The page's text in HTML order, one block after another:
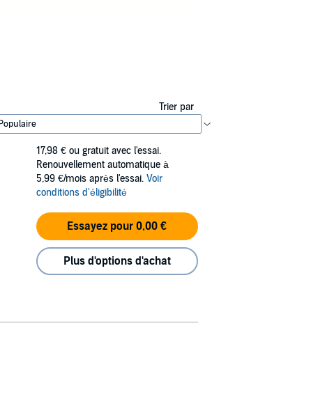
Trier par
17,98 € ou gratuit avec l'essai.
Renouvellement automatique à
5,99 €/mois après l'essai. Voir
conditions d'éligibilité
Essayez pour 0,00 €
Plus d'options d'achat